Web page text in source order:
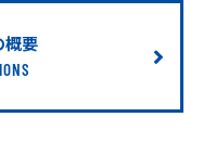
概要